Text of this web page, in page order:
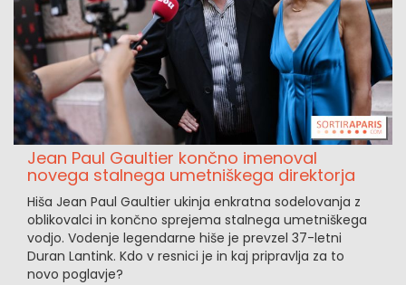
Jean Paul Gaultier končno imenoval
novega stalnega umetniškega direktorja
Hiša Jean Paul Gaultier ukinja enkratna sodelovanja z
oblikovalci in končno sprejema stalnega umetniškega
vodjo. Vodenje legendarne hiše je prevzel 37-letni
Duran Lantink. Kdo v resnici je in kaj pripravlja za to
novo poglavje?